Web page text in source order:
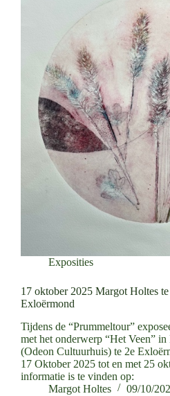
Exposities
17 oktober 2025 Margot Holtes
Exloërmond
Tijdens de “Prummeltour”
met het onderwerp “Het Veen”
(Odeon Cultuurhuis) te 2e
17 Oktober 2025 tot en met 25
informatie is te vinden op:
Margot Holtes
09/10/